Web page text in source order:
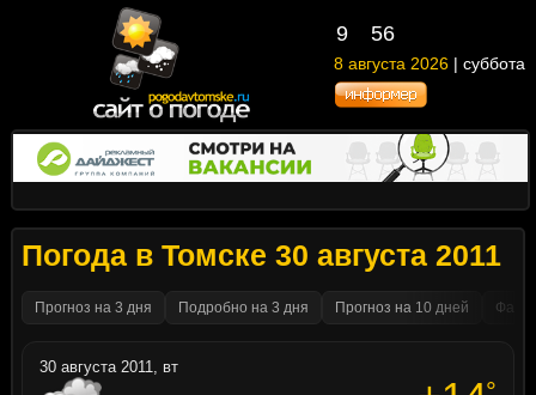
9 56
8 августа 2026 | суббота
Погода в Томске 30 августа 2011
Прогноз на 3 дня Подробно на 3 дня Прогноз на 10 дней
30 августа 2011, вт